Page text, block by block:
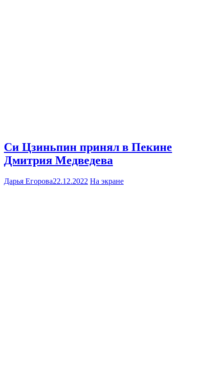
Си Цзиньпин принял в Пекине
Дмитрия Медведева
Дарья Егорова22.12.2022 На экране